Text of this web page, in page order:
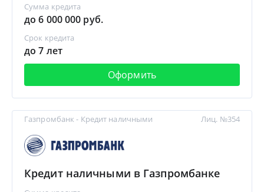
Сумма кредита
до 6 000 000 руб.
Срок кредита
до 7 лет
Оформить
Газпромбанк - Кредит наличными
Кредит наличными в Газпромбанке
Лиц. №354